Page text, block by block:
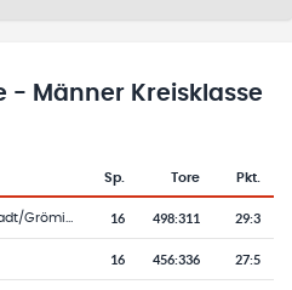
- Männer Kreisklasse
Toren und Punkten
Sp. Tore Pkt.
16 498:311 29:3
16 456:336 27:5